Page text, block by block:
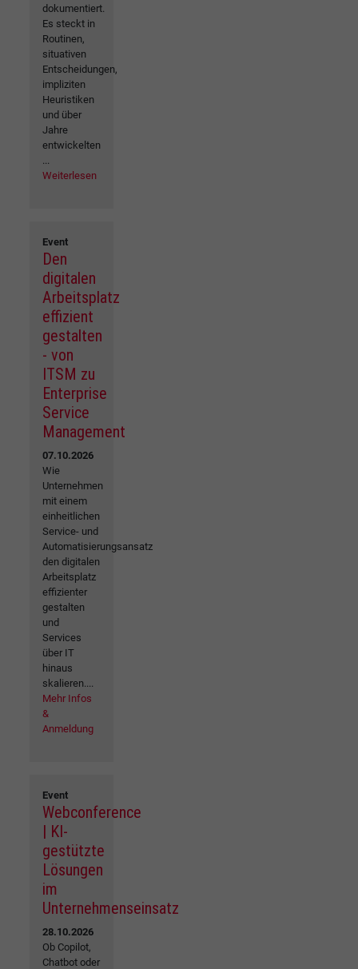
dokumentiert.
Es steckt in
Routinen,
situativen
Entscheidungen,
impliziten
Heuristiken
und über
Jahre
entwickelten
...
Weiterlesen
Event
Den
digitalen
Arbeitsplatz
effizient
gestalten
- von
ITSM zu
Enterprise
Service
Management
07.10.2026
Wie
Unternehmen
mit einem
einheitlichen
Service- und
Automatisierungsansatz
den digitalen
Arbeitsplatz
effizienter
gestalten
und
Services
über IT
hinaus
skalieren....
Mehr Infos
&
Anmeldung
Event
Webconference
| KI-
gestützte
Lösungen
im
Unternehmenseinsatz
28.10.2026
Ob Copilot,
Chatbot oder